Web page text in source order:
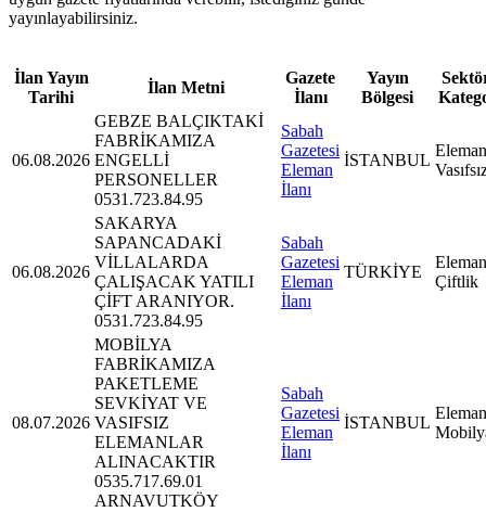
yayınlayabilirsiniz.
İlan Yayın
Tarihi
İlan Metni
Gazete
İlanı
Yayın
Bölgesi
06.08.2026
GEBZE BALÇIKTAKİ
FABRİKAMIZA
ENGELLİ
PERSONELLER
0531.723.84.95
Sabah
Gazetesi
Eleman
İlanı
İSTANBUL
06.08.2026
SAKARYA
SAPANCADAKİ
VİLLALARDA
ÇALIŞACAK YATILI
ÇİFT ARANIYOR.
0531.723.84.95
Sabah
Gazetesi
Eleman
İlanı
TÜRKİYE
Çiftlik
08.07.2026
MOBİLYA
FABRİKAMIZA
PAKETLEME
SEVKİYAT VE
VASIFSIZ
ELEMANLAR
ALINACAKTIR
0535.717.69.01
ARNAVUTKÖY
Sabah
Gazetesi
Eleman
İlanı
İSTANBUL